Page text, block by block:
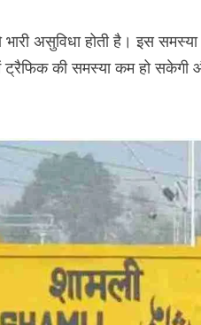
असुविधा होती है। इस
की समस्या कम हो सकेगी